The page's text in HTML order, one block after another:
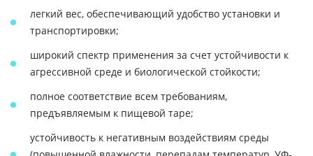
легкий вес, обеспечивающий удобство установки и
транспортировки;
широкий спектр применения за счет устойчивости к
агрессивной среде и биологической стойкости;
полное соответствие всем требованиям,
предъявляемым к пищевой таре;
устойчивость к негативным воздействиям среды